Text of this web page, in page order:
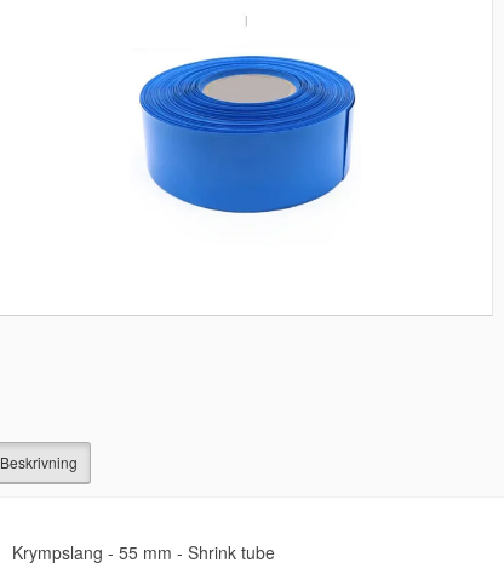
Beskrivning
Krympslang - 55 mm - Shrink tube